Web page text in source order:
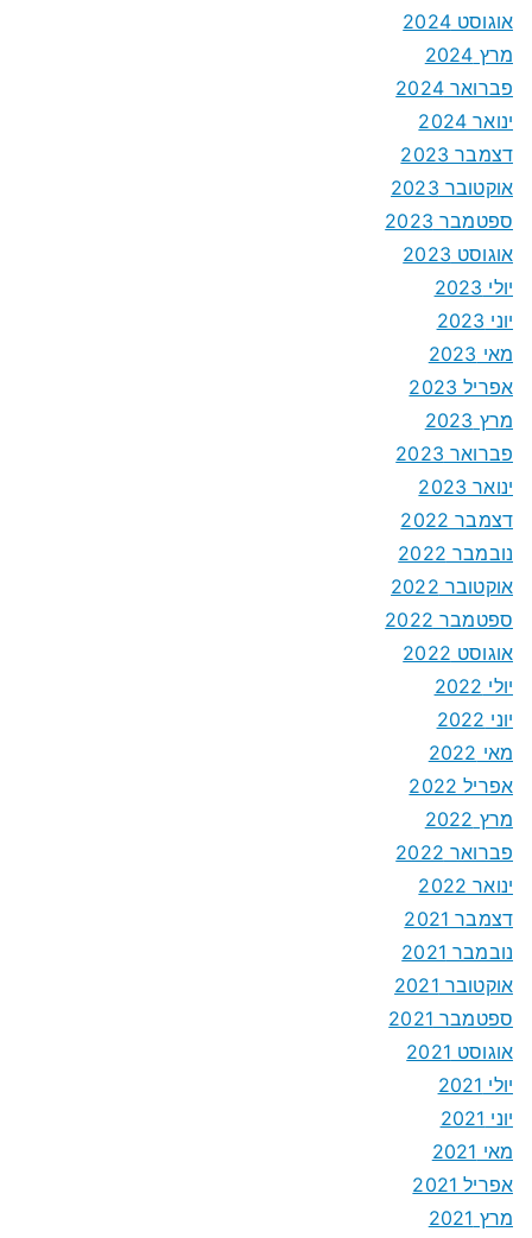
אוגוסט 2024
מרץ 2024
פברואר 2024
ינואר 2024
דצמבר 2023
אוקטובר 2023
ספטמבר 2023
אוגוסט 2023
יולי 2023
יוני 2023
מאי 2023
אפריל 2023
מרץ 2023
פברואר 2023
ינואר 2023
דצמבר 2022
נובמבר 2022
אוקטובר 2022
ספטמבר 2022
אוגוסט 2022
יולי 2022
יוני 2022
מאי 2022
אפריל 2022
מרץ 2022
פברואר 2022
ינואר 2022
דצמבר 2021
נובמבר 2021
אוקטובר 2021
ספטמבר 2021
אוגוסט 2021
יולי 2021
יוני 2021
מאי 2021
אפריל 2021
מרץ 2021